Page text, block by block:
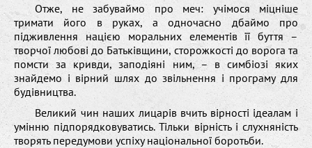
Отже, не забуваймо про меч: учімося міцніше
тримати його в руках, а одночасно дбаймо про
підживлення нацією моральних елементів її буття –
творчої любові до Батьківщини, сторожкості до ворога та
помсти за кривди, заподіяні ним, – в симбіозі яких
знайдемо і вірний шлях до звільнення і програму для
будівництва.
Великий чин наших лицарів вчить вірності ідеалам і
умінню підпорядковуватись. Тільки вірність і слухняність
творять передумови успіху національної боротьби.